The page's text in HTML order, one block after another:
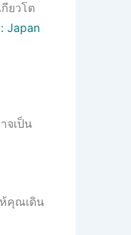
ยวโต
Japan
จเป็น
คุณเดิน